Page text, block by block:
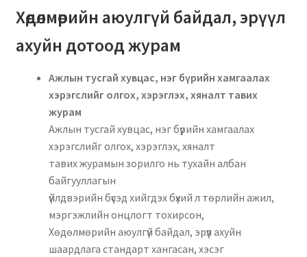
Дотоод журмын багц
Журмууд​
Компанийн удирдлагын бичиг баримт
Нягтлан бодох бүртгэл
Санхүүгийн анхан шатны баримтуудын загвар
Сургалт
Түрээсийн гэрээ
Хөдөлмөрийн аюулгүй байдал, эрүүл
ахуйн дотоод журам
Ажлын тусгай хувцас, нэг бүрийн хамгаалах
хэрэгслийг олгох, хэрэглэх, хяналт тавих
журам
Ажлын тусгай хувцас, нэг бүрийн хамгаалах
хэрэгслийг олгох, хэрэглэх, хяналт
тавих журамын зорилго нь тухайн албан
байгууллагын
үйлдвэрийн бүсэд хийгдэх бүхий л төрлийн ажил,
мэргэжлийн онцлогт тохирсон,
Хөдөлмөрийн аюулгүй байдал, эрүүл ахуйн
шаардлага стандарт хангасан, хэсэг